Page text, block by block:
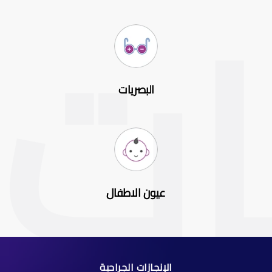
البصريات
عيون الاطفال
الإنجازات الجراحية